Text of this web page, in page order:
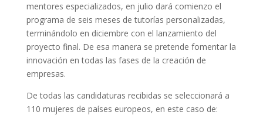
mentores especializados, en julio dará comienzo el
programa de seis meses de tutorías personalizadas,
terminándolo en diciembre con el lanzamiento del
proyecto final. De esa manera se pretende fomentar la
innovación en todas las fases de la creación de
empresas.
De todas las candidaturas recibidas se seleccionará a
110 mujeres de países europeos, en este caso de: